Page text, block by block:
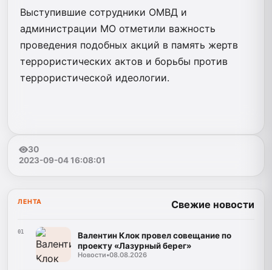
Выступившие сотрудники ОМВД и
администрации МО отметили важность
проведения подобных акций в память жертв
террористических актов и борьбы против
террористической идеологии.
30
2023-09-04 16:08:01
ЛЕНТА Свежие новости
01
Валентин Клок провел совещание по
проекту «Лазурный берег»
Новости•08.08.2026